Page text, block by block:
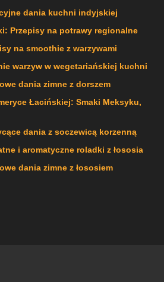
dania kuchni indyjskiej
Przepisy na potrawy regionalne
na smoothie z warzywami
warzyw w wegetariańskiej kuchni
dania zimne z dorszem
Łacińskiej: Smaki Meksyku,
dania z soczewicą korzenną
i aromatyczne roladki z łososia
dania zimne z łososiem